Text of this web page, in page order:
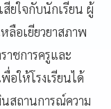
สียใจกับนักเรียน ผู้
ลือเยียวยาสภาพ
าชการครูและ
อให้โรงเรียนได้
สถานการณ์ความ